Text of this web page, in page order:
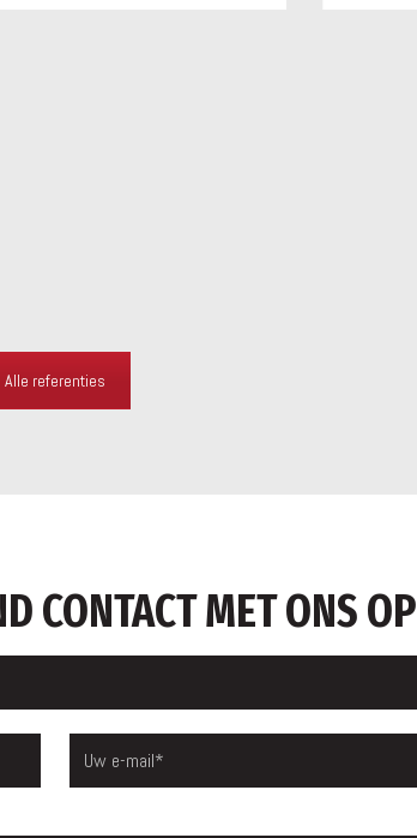
Alle referenties
CONTACT MET ONS OP